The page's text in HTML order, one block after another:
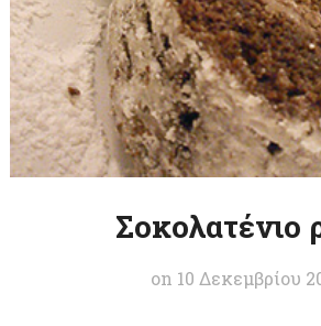
Σοκολατένιο
on 10 Δεκεμβρίου